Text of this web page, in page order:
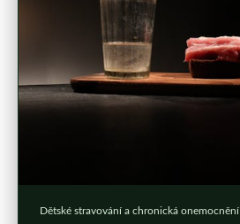
Dětské stravování a chronická onemocnění